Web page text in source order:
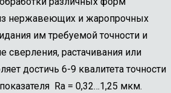
нержавеющих и жаропрочных
им требуемой точности и
сверления, растачивания или
достичь 6-9 квалитета точности
Ra = 0,32…1,25 мкм.